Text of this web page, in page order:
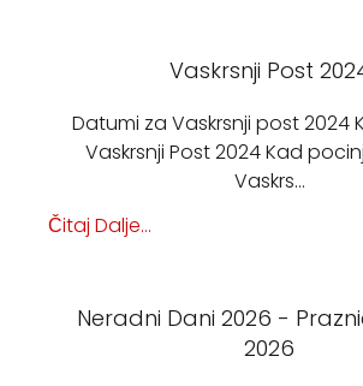
Vaskrsnji Post
Datumi za Vaskrsnji post 2024
Vaskrsnji Post 2024 Kad
Vaskrs…
Čitaj Dalje...
Neradni Dani 2026 -
2026